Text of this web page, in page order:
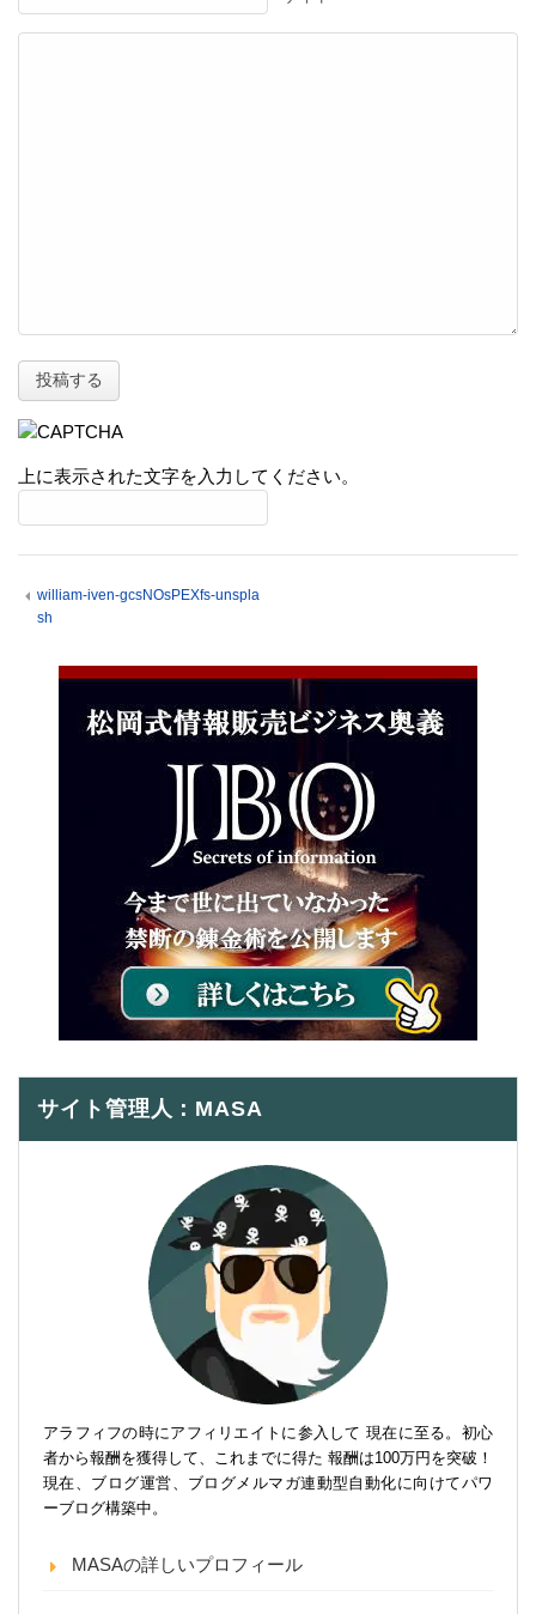
上に表示された文字を入力してください。
william-iven-gcsNOsPEXfs-unspla
sh
サイト管理人：MASA
アラフィフの時にアフィリエイトに参入して 現在に至る。初心
者から報酬を獲得して、これまでに得た 報酬は100万円を突破！
現在、ブログ運営、ブログメルマガ連動型自動化に向けてパワ
ーブログ構築中。
MASAの詳しいプロフィール